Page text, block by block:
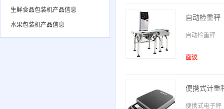
自动检重秤
自动检重秤
面议
便携式计重
便携式电子秤
生鲜食品包装机产品信息
水果包装机产品信息